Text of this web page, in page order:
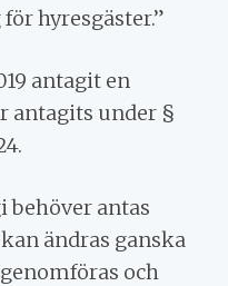
hyresgäster.”
antagit en
antagits under §
behöver antas
ändras ganska
genomföras och